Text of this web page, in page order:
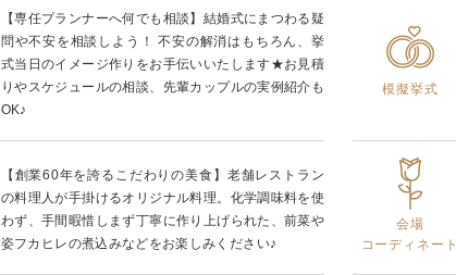
【専任プランナーへ何でも相談】結婚式にまつわる疑
問や不安を相談しよう！ 不安の解消はもちろん、挙
式当日のイメージ作りをお手伝いいたします★お見積
りやスケジュールの相談、先輩カップルの実例紹介も
OK♪
模擬挙式
【創業60年を誇るこだわりの美食】老舗レストラン
の料理人が手掛けるオリジナル料理。化学調味料を使
わず、手間暇惜しまず丁寧に作り上げられた、前菜や
姿フカヒレの煮込みなどをお楽しみください♪
会場
コーディネート